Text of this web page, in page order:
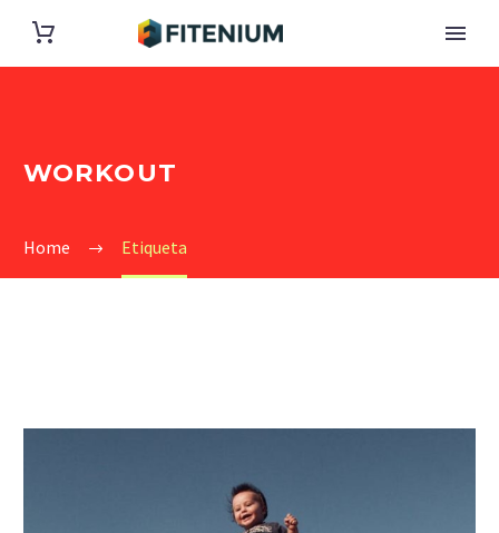
WORKOUT
Home Etiqueta